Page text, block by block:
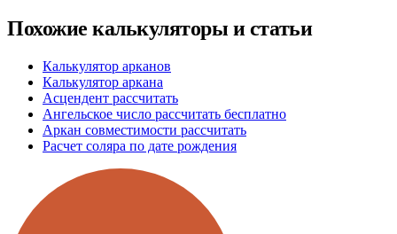
Похожие калькуляторы и статьи
Калькулятор арканов
Калькулятор аркана
Асцендент рассчитать
Ангельское число рассчитать бесплатно
Аркан совместимости рассчитать
Расчет соляра по дате рождения